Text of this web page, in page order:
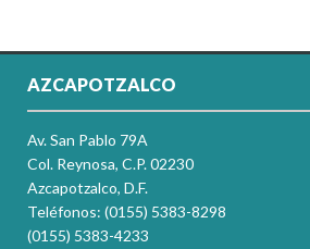
AZCAPOTZALCO
Av. San Pablo 79A
Col. Reynosa, C.P. 02230
Azcapotzalco, D.F.
Teléfonos: (0155) 5383-8298
(0155) 5383-4233